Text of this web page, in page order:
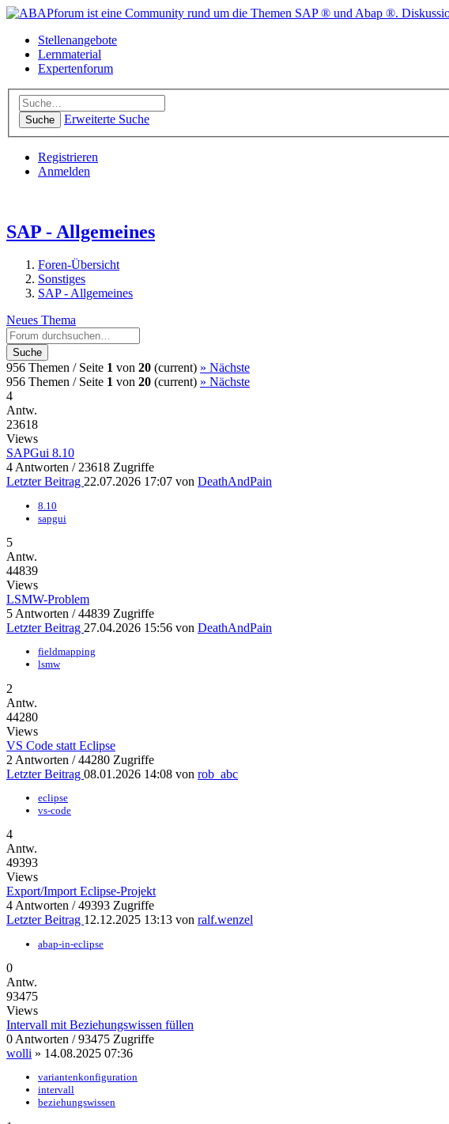
Stellenangebote
Lernmaterial
Expertenforum
Suche Erweiterte Suche
Registrieren
Anmelden
SAP - Allgemeines
Foren-Übersicht
Sonstiges
SAP - Allgemeines
Neues Thema
Suche
956 Themen / Seite 1 von 20 (current) » Nächste
956 Themen / Seite 1 von 20 (current) » Nächste
4
Antw.
23618
Views
SAPGui 8.10
4 Antworten / 23618 Zugriffe
Letzter Beitrag 22.07.2026 17:07 von DeathAndPain
8.10
sapgui
5
Antw.
44839
Views
LSMW-Problem
5 Antworten / 44839 Zugriffe
Letzter Beitrag 27.04.2026 15:56 von DeathAndPain
fieldmapping
lsmw
2
Antw.
44280
Views
VS Code statt Eclipse
2 Antworten / 44280 Zugriffe
Letzter Beitrag 08.01.2026 14:08 von rob_abc
eclipse
vs-code
4
Antw.
49393
Views
Export/Import Eclipse-Projekt
4 Antworten / 49393 Zugriffe
Letzter Beitrag 12.12.2025 13:13 von ralf.wenzel
abap-in-eclipse
0
Antw.
93475
Views
Intervall mit Beziehungswissen füllen
0 Antworten / 93475 Zugriffe
wolli » 14.08.2025 07:36
variantenkonfiguration
intervall
beziehungswissen